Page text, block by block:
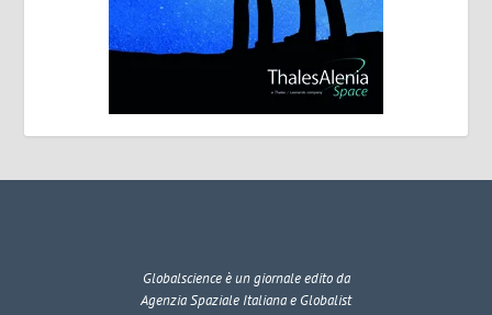
Globalscienceè un giornale edito da
Agenzia Spaziale Italiana e Globalist